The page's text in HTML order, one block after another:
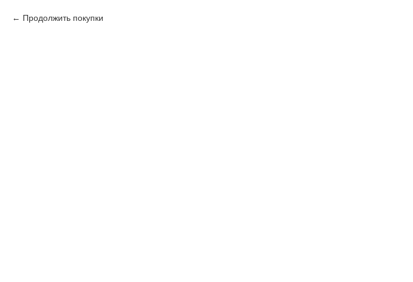
Продолжить покупки